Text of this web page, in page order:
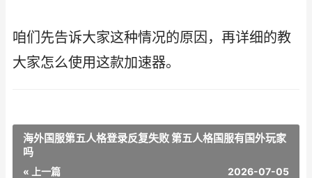
咱们先告诉大家这种情况的原因，再详细的教
大家怎么使用这款加速器。
海外国服第五人格登录反复失败 第五人格国服有国外玩家
吗
« 上一篇 2026-07-05